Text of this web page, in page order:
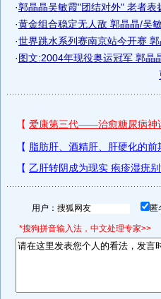
·郭晶晶吴敏霞"团结对外" 老者表
·黄金组合稳定无人敌 郭晶晶/吴
·世界跳水系列赛南京站今开赛 郭
·图文:2004年现役奥运冠军 郭晶
用户：
*搜狗拼音输入法，中文处理专家>>